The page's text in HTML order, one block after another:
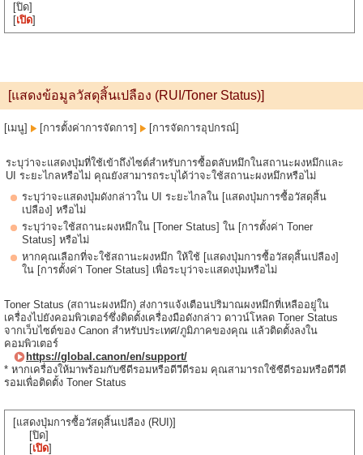
[ปิด]
[เปิด]
[แสดงข้อมูลวัสดุสิ้นเปลือง (RUI/Toner Status)]
[เมนู] [การตั้งค่าการจัดการ] [การจัดการอุปกรณ์]
ระบุว่าจะแสดงปุ่มที่ใช้เข้าถึงไซต์สำหรับการซื้อตลับหมึกในสถานะผงหมึกและ
UI ระยะไกลหรือไม่ คุณยังสามารถระบุได้ว่าจะใช้สถานะผงหมึกหรือไม่
ระบุว่าจะแสดงปุ่มดังกล่าวใน UI ระยะไกลใน [แสดงปุ่มการซื้อวัสดุสิ้น
เปลือง] หรือไม่
ระบุว่าจะใช้สถานะผงหมึกใน [Toner Status] ใน [การตั้งค่า Toner
Status] หรือไม่
หากคุณเลือกที่จะใช้สถานะผงหมึก ให้ใช้ [แสดงปุ่มการซื้อวัสดุสิ้นเปลือง]
ใน [การตั้งค่า Toner Status] เพื่อระบุว่าจะแสดงปุ่มหรือไม่
Toner Status (สถานะผงหมึก) ส่งการแจ้งเตือนปริมาณผงหมึกที่เหลืออยู่ใน
เครื่องไปยังคอมพิวเตอร์ซึ่งติดตั้งเครื่องมือดังกล่าว ดาวน์โหลด Toner Status
จากเว็บไซต์ของ Canon สำหรับประเทศ/ภูมิภาคของคุณ แล้วติดตั้งลงใน
คอมพิวเตอร์
https://global.canon/en/support/
* หากเครื่องให้มาพร้อมกับซีดีรอมหรือดีวีดีรอม คุณสามารถใช้ซีดีรอมหรือดีวีดี
รอมเพื่อติดตั้ง Toner Status
[แสดงปุ่มการซื้อวัสดุสิ้นเปลือง (RUI)]
[ปิด]
[เปิด]